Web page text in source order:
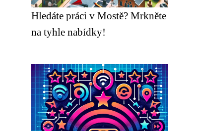
Hledáte práci v Mostě? Mrkněte
na tyhle nabídky!